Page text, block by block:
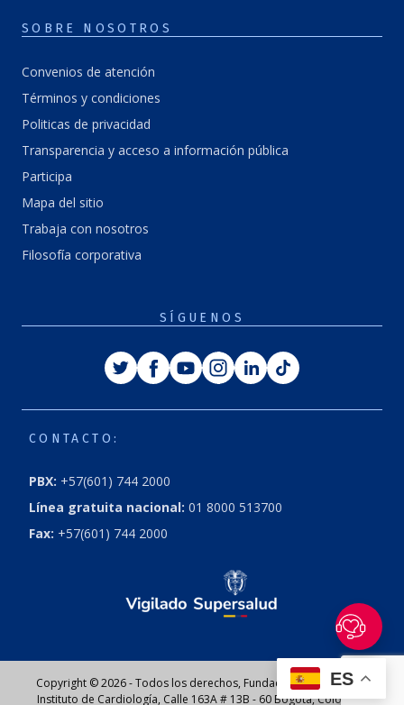
SOBRE NOSOTROS
Convenios de atención
Términos y condiciones
Politicas de privacidad
Transparencia y acceso a información pública
Participa
Mapa del sitio
Trabaja con nosotros
Filosofía corporativa
SÍGUENOS
TwitterFacebook
YoutubeInstagram
LinkedinTiktok
CONTACTO:
PBX: +57(601) 744 2000
Línea gratuita nacional: 01 8000 513700
Fax: +57(601) 744 2000
Copyright © 2026 - Todos los derechos, Fundación Cardioinfantil
Instituto de Cardiología, Calle 163A # 13B - 60 Bogotá, Colombia
ES